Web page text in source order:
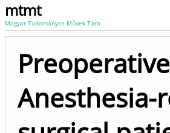
mtmt
Magyar Tudományos Művek Tára